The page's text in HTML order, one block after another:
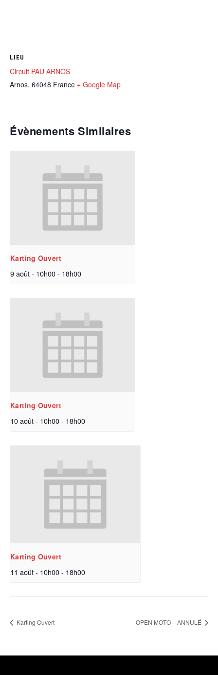
LIEU
Circuit PAU ARNOS
Arnos, 64048 France + Google Map
Évènements Similaires
Karting Ouvert
9 août - 10h00- 18h00
Karting Ouvert
10 août - 10h00- 18h00
Karting Ouvert
11 août - 10h00- 18h00
Karting Ouvert OPEN MOTO – ANNULÉ